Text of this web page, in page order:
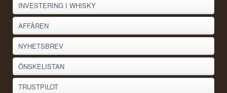
INVESTERING I WHISKY
AFFÄREN
NYHETSBREV
ÖNSKELISTAN
TRUSTPILOT